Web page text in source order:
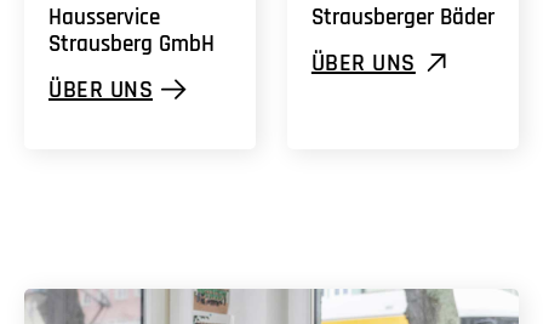
Hausservice
Strausberg GmbH
ÜBER UNS
Strausberger Bäder
ÜBER UNS